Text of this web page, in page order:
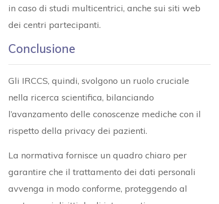
in caso di studi multicentrici, anche sui siti web
dei centri partecipanti.
Conclusione
Gli IRCCS, quindi, svolgono un ruolo cruciale
nella ricerca scientifica, bilanciando
l’avanzamento delle conoscenze mediche con il
rispetto della privacy dei pazienti.
La normativa fornisce un quadro chiaro per
garantire che il trattamento dei dati personali
avvenga in modo conforme, proteggendo al